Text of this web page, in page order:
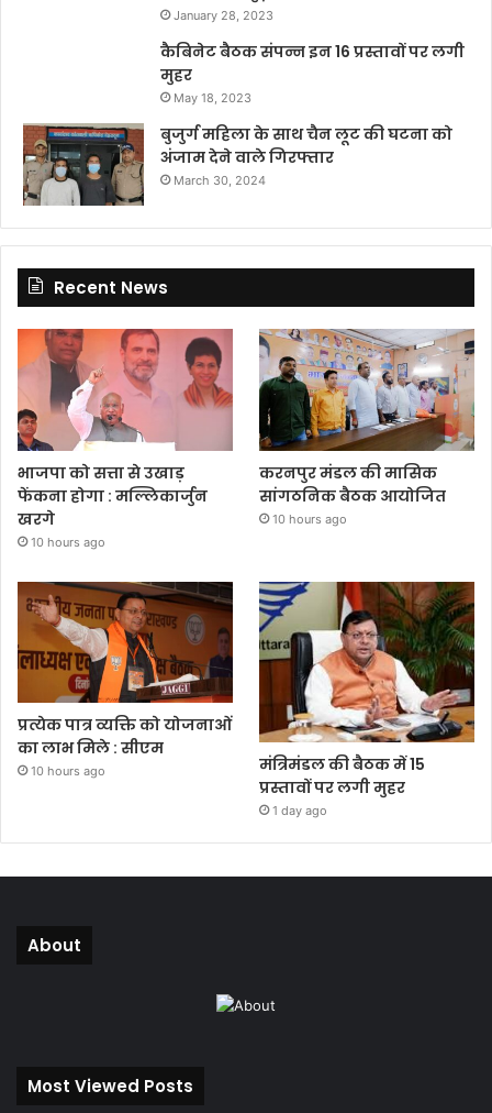
January 28, 2023
कैबिनेट बैठक संपन्न इन 16 प्रस्तावों पर लगी
मुहर
May 18, 2023
बुजुर्ग महिला के साथ चैन लूट की घटना को
अंजाम देने वाले गिरफ्तार
March 30, 2024
Recent News
भाजपा को सत्ता से उखाड़
फेंकना होगा : मल्लिकार्जुन
खरगे
10 hours ago
करनपुर मंडल की मासिक
सांगठनिक बैठक आयोजित
10 hours ago
प्रत्येक पात्र व्यक्ति को योजनाओं
का लाभ मिले : सीएम
10 hours ago
मंत्रिमंडल की बैठक में 15
प्रस्तावों पर लगी मुहर
1 day ago
About
Most Viewed Posts